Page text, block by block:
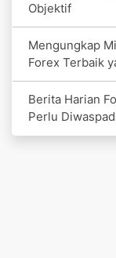
Objektif
Mengungkap
Forex Terbaik
Berita Harian
Perlu